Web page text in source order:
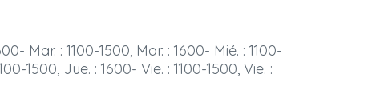
Mar. : 1100-1500, Mar. : 1600- Mié. : 1100-
1500, Jue. : 1600- Vie. : 1100-1500, Vie. :